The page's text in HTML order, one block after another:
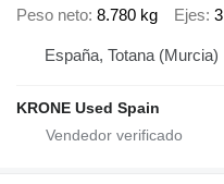
Peso neto 8.780 kg Ejes 3
España, Totana (Murcia)
KRONE Used Spain